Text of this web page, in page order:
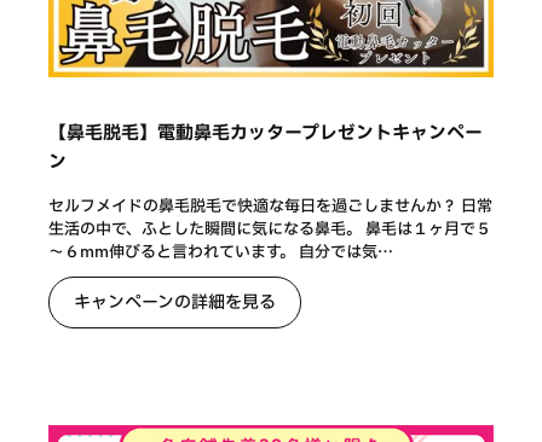
【鼻毛脱毛】電動鼻毛カッタープレゼントキャンペー
ン
セルフメイドの鼻毛脱毛で快適な毎日を過ごしませんか？ 日常
生活の中で、ふとした瞬間に気になる鼻毛。 鼻毛は１ヶ月で５
～６mm伸びると言われています。 自分では気…
キャンペーンの詳細を見る